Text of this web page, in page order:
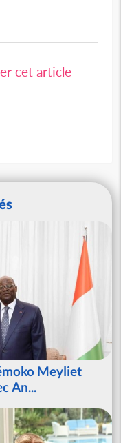
cet article
Meyliet
An...